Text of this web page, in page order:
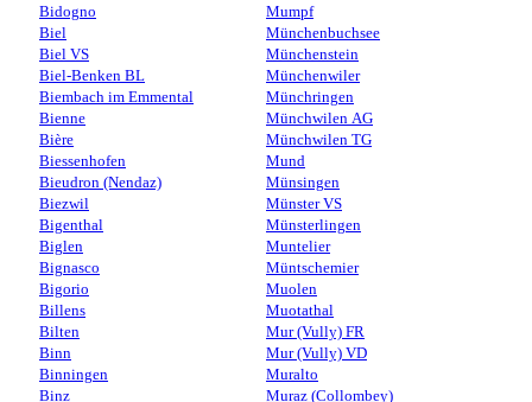
Bidogno
Biel
Biel VS
Biel-Benken BL
Biembach im Emmental
Bienne
Bière
Biessenhofen
Bieudron (Nendaz)
Biezwil
Bigenthal
Biglen
Bignasco
Bigorio
Billens
Bilten
Binn
Binningen
Binz
Mumpf
Münchenbuchsee
Münchenstein
Münchenwiler
Münchringen
Münchwilen AG
Münchwilen TG
Mund
Münsingen
Münster VS
Münsterlingen
Muntelier
Müntschemier
Muolen
Muotathal
Mur (Vully) FR
Mur (Vully) VD
Muralto
Muraz (Collombey)